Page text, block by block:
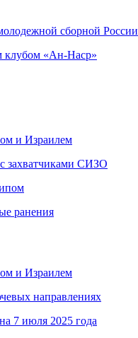
сборной России
клубом «Ан-Наср»
и Израилем
захватчиками СИЗО
ранения
и Израилем
направлениях
7 июля 2025 года